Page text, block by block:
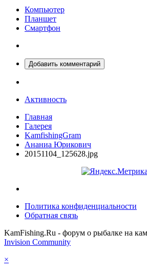
Компьютер
Планшет
Смартфон
Добавить комментарий
Активность
Главная
Галерея
KamfishingGram
Ананиа Юрикович
20151104_125628.jpg
Политика конфиденциальности
Обратная связь
KamFishing.Ru - форум о рыбалке на
Invision Community
×